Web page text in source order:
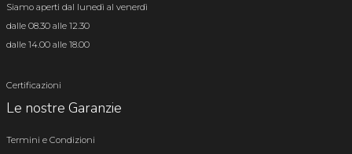
Siamo aperti dal lunedì al venerdì
dalle 08.30 alle 12.30
dalle 14.00 alle 18.00
Certificazioni
Le nostre Garanzie
Termini e Condizioni